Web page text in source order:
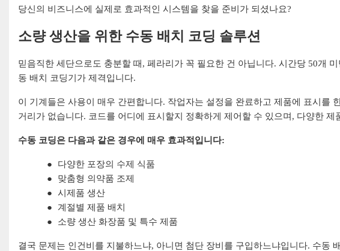
당신의 비즈니스에 실제로 효과적인 시스템을 찾을 준비가 되셨나요?
소량 생산을 위한 수동 배치 코딩 솔루션
믿음직한 세단으로도 충분할 때, 페라리가 꼭 필요한 건 아닙니다. 시간당 50개
동 배치 코딩기가 제격입니다.
이 기계들은 사용이 매우 간편합니다. 작업자는 설정을 완료하고 제품에 표시를
거리가 없습니다. 코드를 어디에 표시할지 정확하게 제어할 수 있으며, 다양한 제
수동 코딩은 다음과 같은 경우에 매우 효과적입니다:
●
다양한 포장의 수제 식품
●
맞춤형 의약품 조제
●
시제품 생산
●
계절별 제품 배치
●
소량 생산 화장품 및 특수 제품
결국 문제는 인건비를 지불하느냐, 아니면 첨단 장비를 구입하느냐입니다. 수동